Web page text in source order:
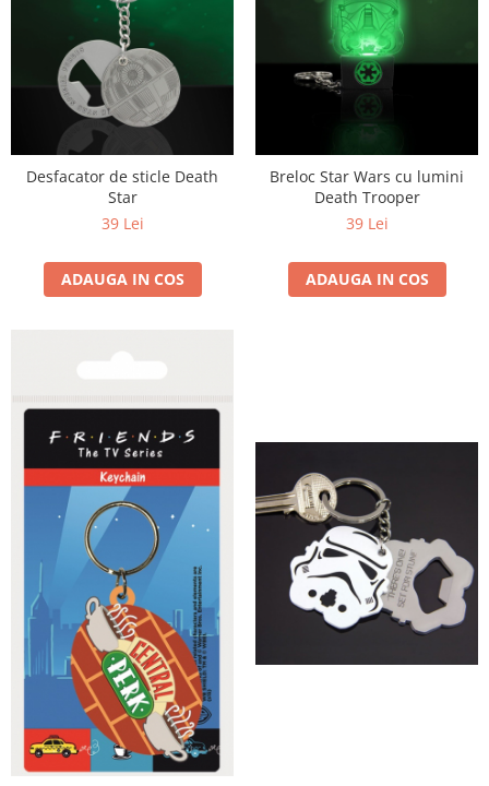
Desfacator de sticle Death
Star
39 Lei
ADAUGA IN COS
Breloc Star Wars cu lumini
Death Trooper
39 Lei
ADAUGA IN COS